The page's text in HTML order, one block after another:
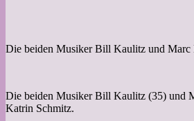
Die beiden Musiker Bill Kaulitz und Marc
Die beiden Musiker Bill Kaulitz (35) und
Katrin Schmitz.